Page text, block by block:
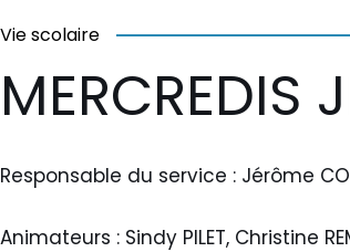
Vie scolaire
MERCREDIS
Responsable du service : Jérôme
Animateurs : Sindy PILET, Christine